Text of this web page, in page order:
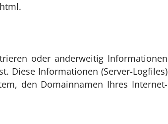
oder anderweitig Informationen
Diese Informationen (Server-Logfiles)
den Domainnamen Ihres Internet-